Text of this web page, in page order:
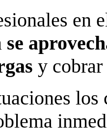
en
se
y